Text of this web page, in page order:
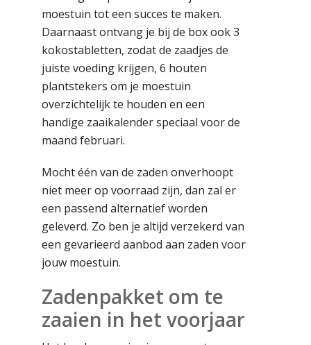
moestuin tot een succes te maken.
Daarnaast ontvang je bij de box ook 3
kokostabletten, zodat de zaadjes de
juiste voeding krijgen, 6 houten
plantstekers om je moestuin
overzichtelijk te houden en een
handige zaaikalender speciaal voor de
maand februari.
Mocht één van de zaden onverhoopt
niet meer op voorraad zijn, dan zal er
een passend alternatief worden
geleverd. Zo ben je altijd verzekerd van
een gevarieerd aanbod aan zaden voor
jouw moestuin.
Zadenpakket om te
zaaien in het voorjaar